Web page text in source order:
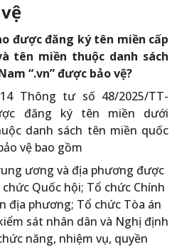
được đăng ký tên miền cấp
tên miền thuộc danh sách
“.vn” được bảo vệ?
Thông tư số 48/2025/TT-
đăng ký tên miền dưới
danh sách tên miền quốc
vệ bao gồm
ương và địa phương được
Quốc hội; Tổ chức Chính
địa phương; Tổ chức Tòa án
sát nhân dân và Nghị định
năng, nhiệm vụ, quyền